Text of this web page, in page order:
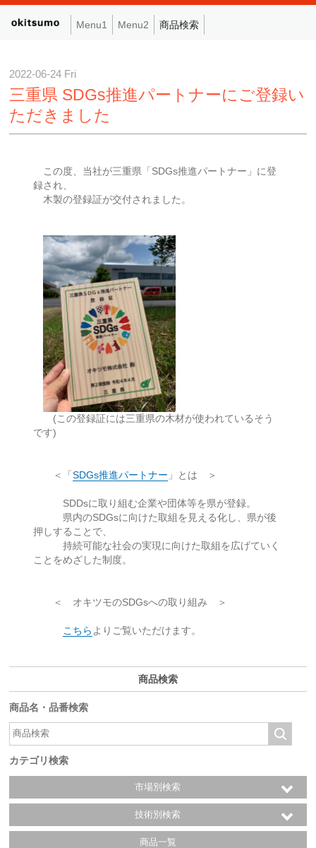
Menu1 Menu2 商品検索
2022-06-24 Fri
三重県 SDGs推進パートナーにご登録い
ただきました
この度、当社が三重県「SDGs推進パートナー」に登
録され、
木製の登録証が交付されました。
(この登録証には三重県の木材が使われているそう
です)
＜「SDGs推進パートナー 」とは ＞
SDDsに取り組む企業や団体等を県が登録。
県内のSDGsに向けた取組を見える化し、県が後
押しすることで、
持続可能な社会の実現に向けた取組を広げていく
ことをめざした制度。
＜ オキツモのSDGsへの取り組み ＞
こちら よりご覧いただけます。
商品検索
商品名・品番検索
カテゴリ検索
市場別検索
技術別検索
商品一覧